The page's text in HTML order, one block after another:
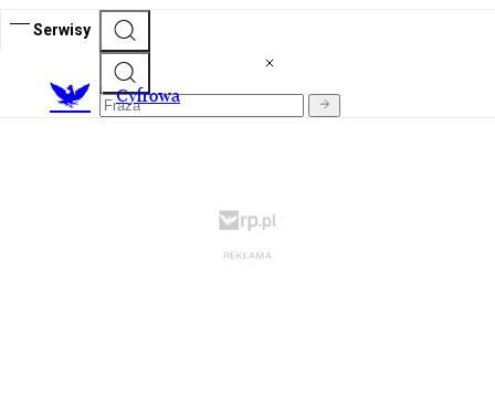
Serwisy
Cyfrowa